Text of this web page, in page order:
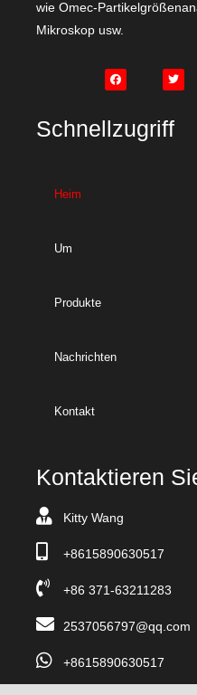
wie Omec-
Mikroskop usw.
Schnellzugriff
Heim
Um
Produkte
Nachrichten
Kontakt
Kontaktieren
Kitty Wang
+8615890630517
+86 371-63211283
2537056797@qq.com
+8615890630517